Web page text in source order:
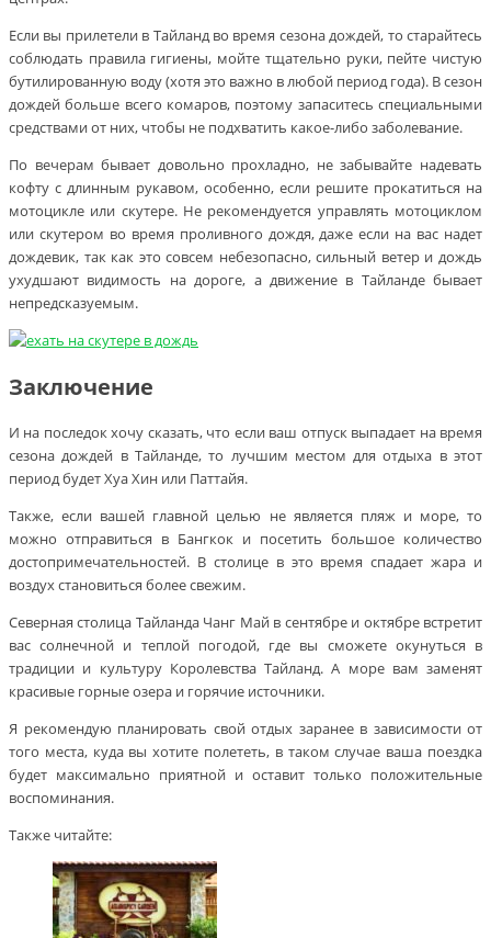
Если вы прилетели в Тайланд во время сезона дождей, то старайтесь
соблюдать правила гигиены, мойте тщательно руки, пейте чистую
бутилированную воду (хотя это важно в любой период года). В сезон
дождей больше всего комаров, поэтому запаситесь специальными
средствами от них, чтобы не подхватить какое-либо заболевание.
По вечерам бывает довольно прохладно, не забывайте надевать
кофту с длинным рукавом, особенно, если решите прокатиться на
мотоцикле или скутере. Не рекомендуется управлять мотоциклом
или скутером во время проливного дождя, даже если на вас надет
дождевик, так как это совсем небезопасно, сильный ветер и дождь
ухудшают видимость на дороге, а движение в Тайланде бывает
непредсказуемым.
Заключение
И на последок хочу сказать, что если ваш отпуск выпадает на время
сезона дождей в Тайланде, то лучшим местом для отдыха в этот
период будет Хуа Хин или Паттайя.
Также, если вашей главной целью не является пляж и море, то
можно отправиться в Бангкок и посетить большое количество
достопримечательностей. В столице в это время спадает жара и
воздух становиться более свежим.
Северная столица Тайланда Чанг Май в сентябре и октябре встретит
вас солнечной и теплой погодой, где вы сможете окунуться в
традиции и культуру Королевства Тайланд. А море вам заменят
красивые горные озера и горячие источники.
Я рекомендую планировать свой отдых заранее в зависимости от
того места, куда вы хотите полететь, в таком случае ваша поездка
будет максимально приятной и оставит только положительные
воспоминания.
Также читайте: